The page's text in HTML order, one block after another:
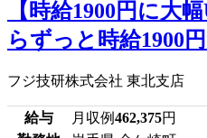
【時給1900円に大
らずっと時給1900
フジ技研株式会社 東北支店
給与 月収例462,375円